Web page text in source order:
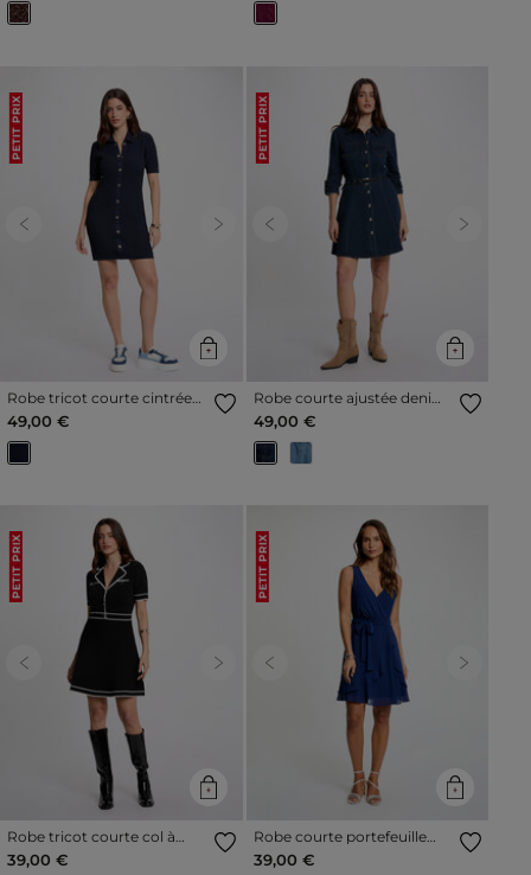
PETIT PRIX
Previous Next
Robe tricot courte cintrée
bleu marine femme
49,00 €
PETIT PRIX
Previous Next
Robe courte ajustée denim
brut femme
49,00 €
PETIT PRIX
Previous Next
Robe tricot courte col à
revers noir femme
39,00 €
PETIT PRIX
Previous Next
Robe courte portefeuille
bleu marine femme
39,00 €